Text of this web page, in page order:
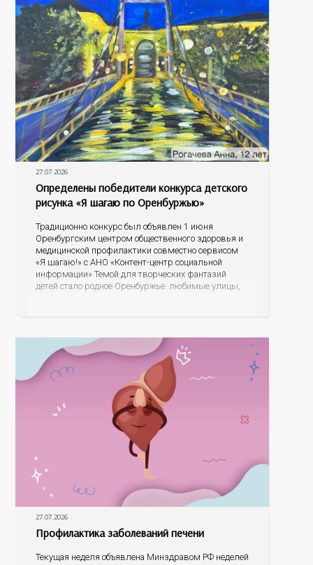
27.07.2026
Определены победители конкурса детского
рисунка «Я шагаю по Оренбуржью»
Традиционно конкурс был объявлен 1 июня
Оренбургским центром общественного здоровья и
медицинской профилактики совместно сервисом
«Я шагаю!» с АНО «Контент-центр социальной
информации» Темой для творческих фантазий
детей стало родное Оренбуржье: любимые улицы,
27.07.2026
Профилактика заболеваний печени
Текущая неделя объявлена Минздравом РФ неделей